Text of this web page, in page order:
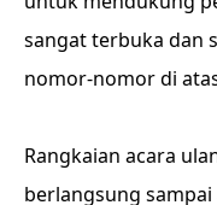
sangat terbuka dan
nomor-nomor di
Rangkaian acara
berlangsung